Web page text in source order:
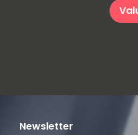
Newsletter